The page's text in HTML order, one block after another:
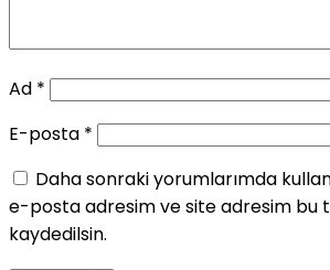
Ad *
E-posta *
Daha sonraki yorumlarımda
e-posta adresim ve site adresim bu
kaydedilsin.